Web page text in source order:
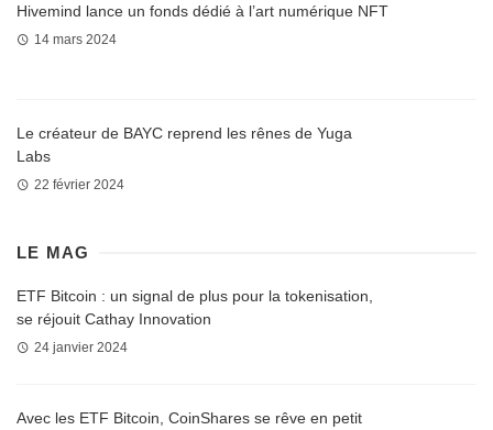
Hivemind lance un fonds dédié à l’art numérique NFT
14 mars 2024
Le créateur de BAYC reprend les rênes de Yuga
Labs
22 février 2024
LE MAG
ETF Bitcoin : un signal de plus pour la tokenisation,
se réjouit Cathay Innovation
24 janvier 2024
Avec les ETF Bitcoin, CoinShares se rêve en petit